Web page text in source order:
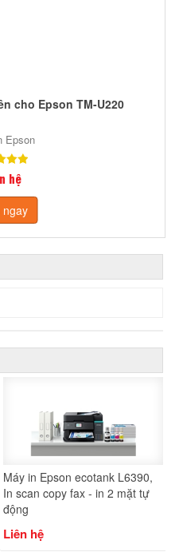
cho Epson TM-U220
Epson
hệ
ngay
Máy in Epson ecotank L6390,
In scan copy fax - in 2 mặt tự
động
Liên hệ